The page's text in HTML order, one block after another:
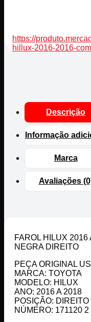
https://
hillux-2016-2016-
Descrição
Informação
Marca
Avaliações
FAROL HILUX
NEGRA DIREITO
PEÇA ORIGINAL
MARCA: TOYOTA
MODELO: HILUX
ANO: 2016 A 2018
POSIÇÃO: DIREITO
NÚMERO: 171120 2